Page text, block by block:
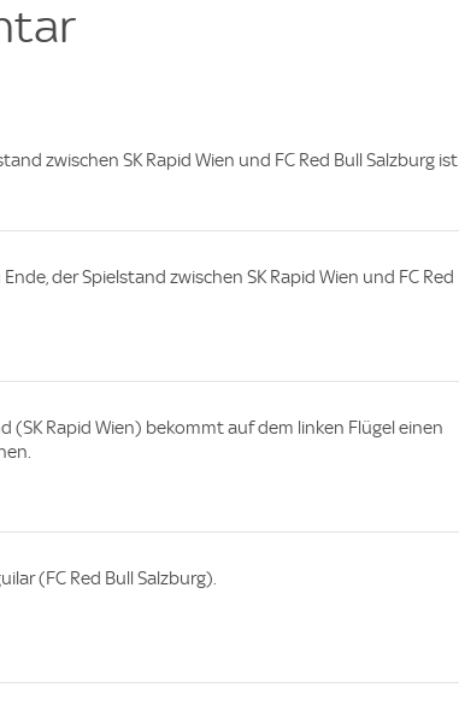
zwischen SK Rapid Wien und FC Red Bull Salzburg ist
der Spielstand zwischen SK Rapid Wien und FC Red
(SK Rapid Wien) bekommt auf dem linken Flügel einen
(FC Red Bull Salzburg).